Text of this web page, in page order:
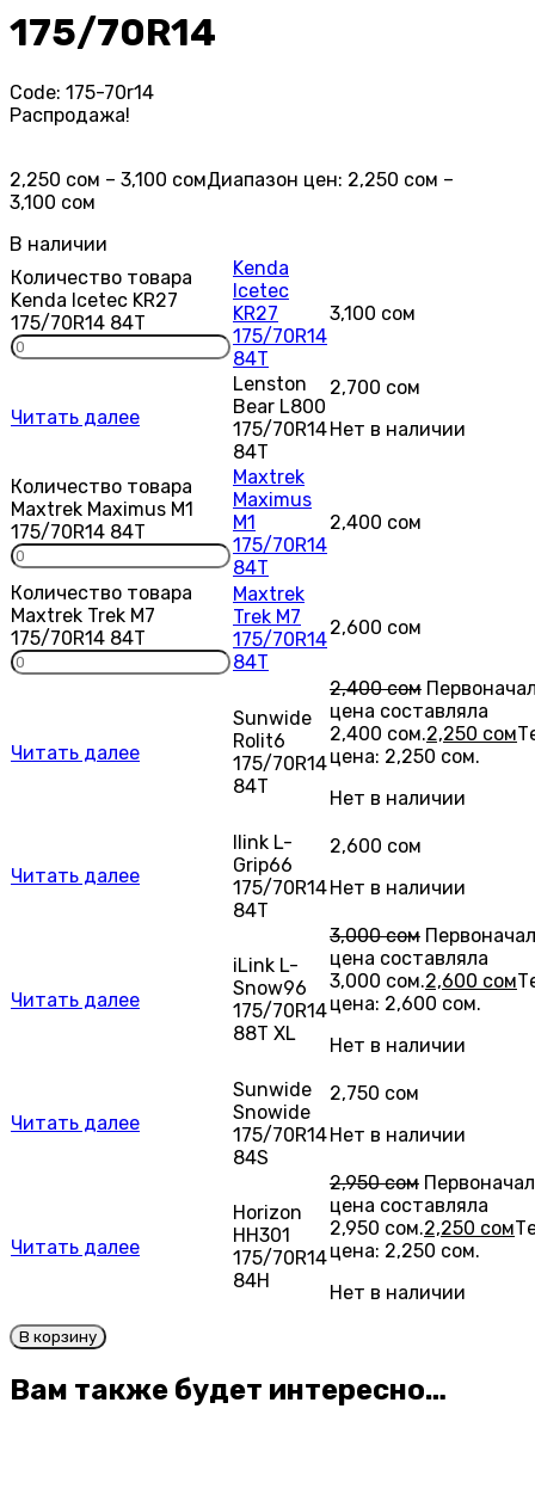
175/70R14
Code: 175-70r14
Распродажа!
2,250 сом – 3,100 сомДиапазон цен: 2,250 сом –
3,100 сом
В наличии
Количество товара
Kenda Icetec KR27
175/70R14 84T
Kenda
Icetec
KR27
175/70R14
84T
3,100 сом
Читать далее
Lenston
Bear L800
175/70R14
84T
2,700 сом
Нет в наличии
Количество товара
Maxtrek Maximus M1
175/70R14 84T
Maxtrek
Maximus
M1
175/70R14
84T
2,400 сом
Количество товара
Maxtrek Trek M7
175/70R14 84T
Maxtrek
Trek M7
175/70R14
84T
2,600 сом
Читать далее
Sunwide
Rolit6
175/70R14
84T
2,400сом
цена составляла
2,400 сом.2,250 сом
цена: 2,250 сом.
Нет в наличии
Читать далее
Ilink L-
Grip66
175/70R14
84T
2,600 сом
Нет в наличии
Читать далее
iLink L-
Snow96
175/70R14
88T XL
3,000сом
цена составляла
3,000 сом.2,600 сом
цена: 2,600 сом.
Нет в наличии
Читать далее
Sunwide
Snowide
175/70R14
84S
2,750 сом
Нет в наличии
Читать далее
Horizon
HH301
175/70R14
84H
2,950сом
цена составляла
2,950 сом.2,250 сом
цена: 2,250 сом.
Нет в наличии
В корзину
Вам также будет интересно…